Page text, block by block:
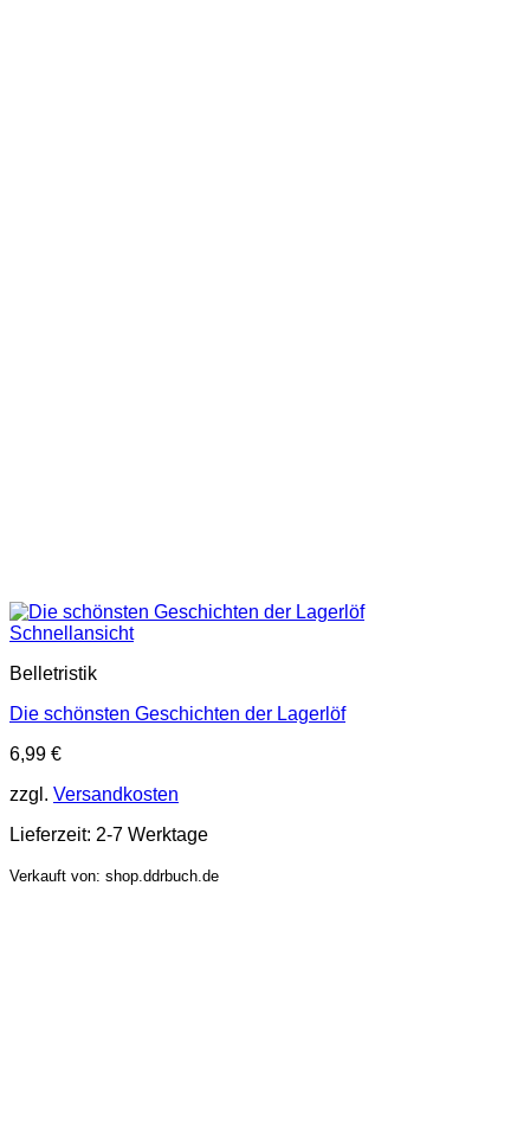
Schnellansicht
Belletristik
Die schönsten Geschichten der Lagerlöf
6,99 €
zzgl. Versandkosten
Lieferzeit: 2-7 Werktage
Verkauft von: shop.ddrbuch.de